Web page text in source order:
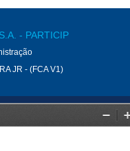
- PARTICIP
JR - (FCA V1)